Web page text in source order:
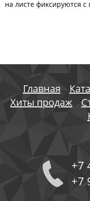
на листе фиксируются
Главная
Хиты продаж
+7
+7